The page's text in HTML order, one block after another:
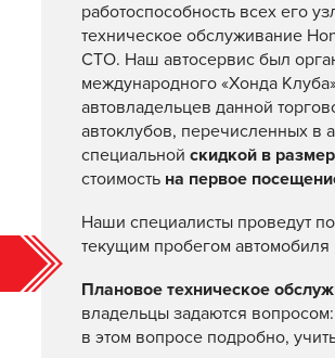
работоспособность всех его
техническое обслуживание
СТО. Наш автосервис был
международного «Хонда
автовладельцев данной
автоклубов, перечисленных в
специальной скидкой в
стоимость на первое
Наши специалисты проведут
текущим пробегом
Плановое техническое
владельцы задаются
в этом вопросе подробно,